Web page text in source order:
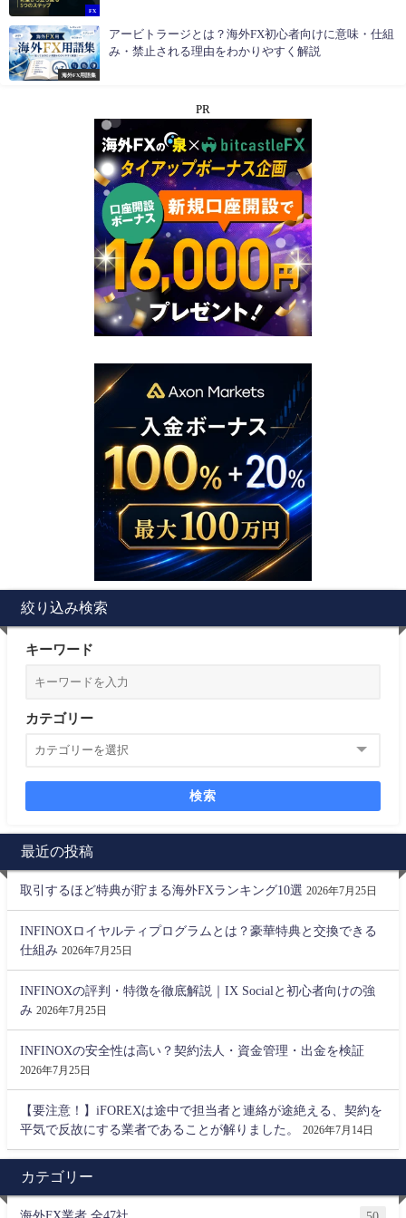
FX
海外FX用語集
アービトラージとは？海外FX初心者向けに意味・仕組
み・禁止される理由をわかりやすく解説
PR
絞り込み検索
キーワード
カテゴリー
検索
最近の投稿
取引するほど特典が貯まる海外FXランキング10選 2026年7月25日
INFINOXロイヤルティプログラムとは？豪華特典と交換できる
仕組み 2026年7月25日
INFINOXの評判・特徴を徹底解説｜IX Socialと初心者向けの強
み 2026年7月25日
INFINOXの安全性は高い？契約法人・資金管理・出金を検証
2026年7月25日
【要注意！】iFOREXは途中で担当者と連絡が途絶える、契約を
平気で反故にする業者であることが解りました。
2026年7月14日
カテゴリー